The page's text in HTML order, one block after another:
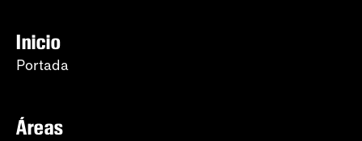
Inicio
Portada
Áreas